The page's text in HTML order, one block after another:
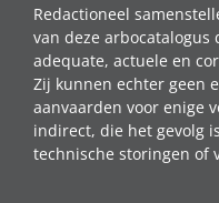
Redactioneel
van deze
adequate, actuele en
Zij kunnen echter geen
aanvaarden voor enige
indirect, die het gevolg
technische storingen of